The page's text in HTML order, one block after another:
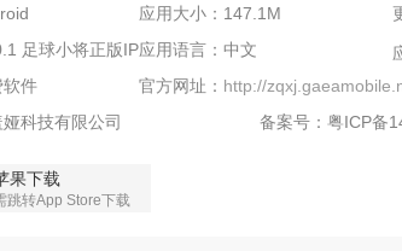
应用大小：147.1M
足球小将正版IP应用语言：中文
软件
官方网址： http://
科技有限公司 备案号： 粤ICP备
果下载
跳转App Store下载